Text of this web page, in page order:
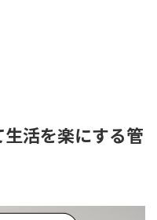
活を楽にする管